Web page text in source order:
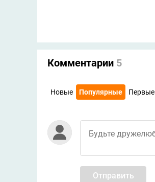
Комментарии 5
Новые Популярные Первые
Отправить